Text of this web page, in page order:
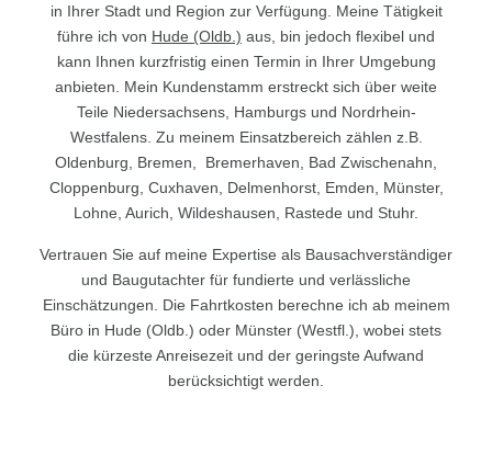
in Ihrer Stadt und Region zur Verfügung. Meine Tätigkeit
führe ich von Hude (Oldb.) aus, bin jedoch flexibel und
kann Ihnen kurzfristig einen Termin in Ihrer Umgebung
anbieten. Mein Kundenstamm erstreckt sich über weite
Teile Niedersachsens, Hamburgs und Nordrhein-
Westfalens. Zu meinem Einsatzbereich zählen z.B.
Oldenburg, Bremen, Bremerhaven, Bad Zwischenahn,
Cloppenburg, Cuxhaven, Delmenhorst, Emden, Münster,
Lohne, Aurich, Wildeshausen, Rastede und Stuhr.
Vertrauen Sie auf meine Expertise als Bausachverständiger
und Baugutachter für fundierte und verlässliche
Einschätzungen. Die Fahrtkosten berechne ich ab meinem
Büro in Hude (Oldb.) oder Münster (Westfl.), wobei stets
die kürzeste Anreisezeit und der geringste Aufwand
berücksichtigt werden.